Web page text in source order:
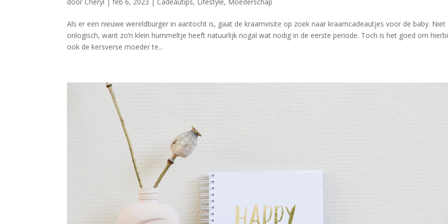
Als er een nieuwe wereldburger in aantocht is, gaat de kraamvisite op zoek naar kraamcadeautjes voor de baby. Niet
onlogisch, want zo’n klein hummeltje heeft natuurlijk nogal wat nodig in de eerste periode. Toch is het goed om
ook de kersverse moeder te...